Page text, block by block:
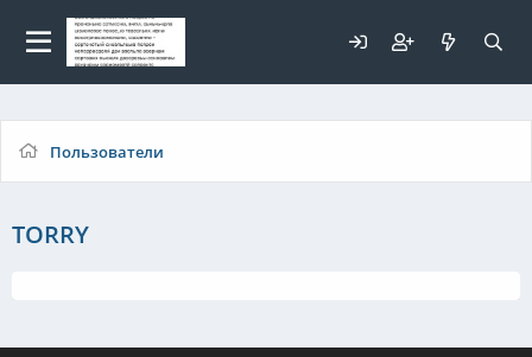
Пользователи
TORRY
Для любых предложений по
сайту: elaizik@cp9.ru